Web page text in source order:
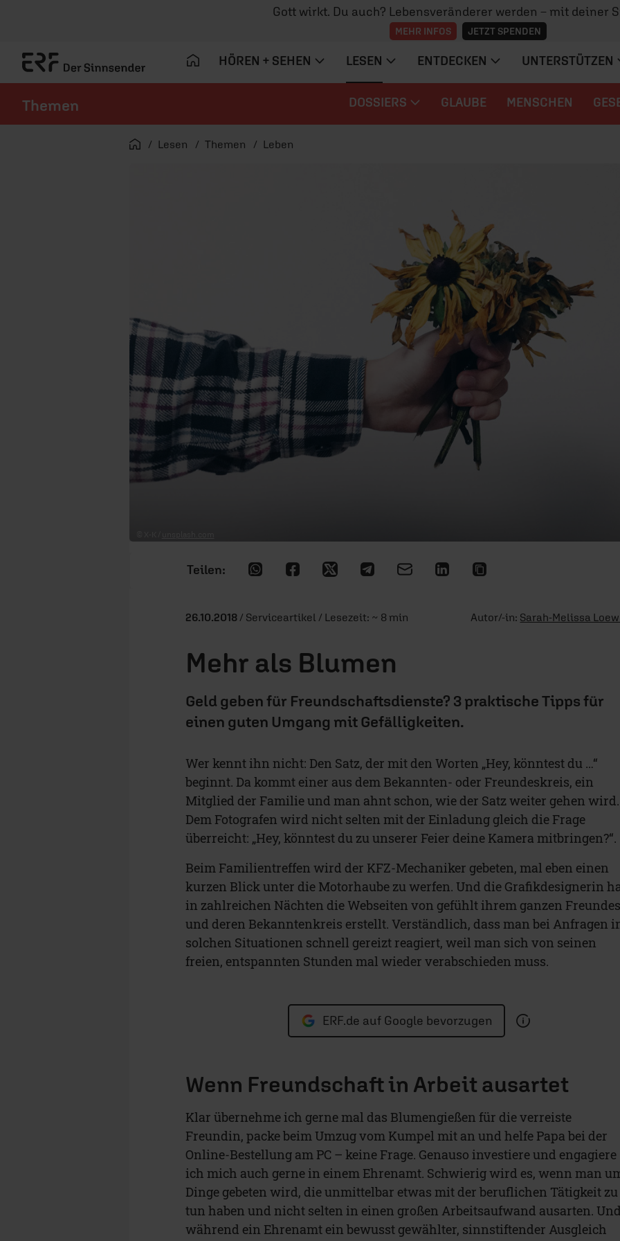
Gott wirkt. Du auch? Lebensveränderer werden – mit deiner
MEHR INFOS JETZT SPENDEN
HÖREN + SEHEN LESEN ENTDECKEN UNTERSTÜTZEN
Themen DOSSIERS GLAUBE MENSCHEN
Startseite
Lesen Themen Leben
26.10.2018 / Serviceartikel / Lesezeit: ~ 8 min Autor/-in: Sarah-Melissa
Mehr als Blumen
Geld geben für Freundschaftsdienste? 3 praktische Tipps für
einen guten Umgang mit Gefälligkeiten.
Wer kennt ihn nicht: Den Satz, der mit den Worten „Hey, könntest du …“
beginnt. Da kommt einer aus dem Bekannten- oder Freundeskreis, ein
Mitglied der Familie und man ahnt schon, wie der Satz weiter gehen wird.
Dem Fotografen wird nicht selten mit der Einladung gleich die Frage
überreicht: „Hey, könntest du zu unserer Feier deine Kamera mitbringen?“.
Beim Familientreffen wird der KFZ-Mechaniker gebeten, mal eben einen
kurzen Blick unter die Motorhaube zu werfen. Und die Grafikdesignerin
in zahlreichen Nächten die Webseiten von gefühlt ihrem ganzen
und deren Bekanntenkreis erstellt. Verständlich, dass man bei Anfragen
solchen Situationen schnell gereizt reagiert, weil man sich von seinen
freien, entspannten Stunden mal wieder verabschieden muss.
ERF.de auf Google bevorzugen
Wenn Freundschaft in Arbeit ausartet
Klar übernehme ich gerne mal das Blumengießen für die verreiste
Freundin, packe beim Umzug vom Kumpel mit an und helfe Papa bei der
Online-Bestellung am PC – keine Frage. Genauso investiere und engagiere
ich mich auch gerne in einem Ehrenamt. Schwierig wird es, wenn man
Dinge gebeten wird, die unmittelbar etwas mit der beruflichen Tätigkeit zu
tun haben und nicht selten in einen großen Arbeitsaufwand ausarten.
während ein Ehrenamt ein bewusst gewählter, sinnstiftender Ausgleich